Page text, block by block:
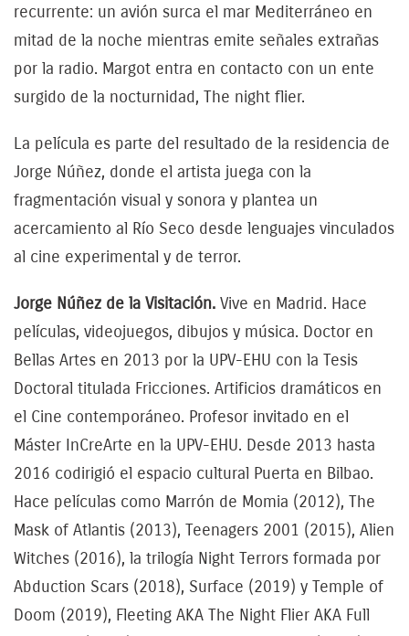
recurrente: un avión surca el mar Mediterráneo en
mitad de la noche mientras emite señales extrañas
por la radio. Margot entra en contacto con un ente
surgido de la nocturnidad, The night flier.
La película es parte del resultado de la residencia de
Jorge Núñez, donde el artista juega con la
fragmentación visual y sonora y plantea un
acercamiento al Río Seco desde lenguajes vinculados
al cine experimental y de terror.
Jorge Núñez de la Visitación. Vive en Madrid. Hace
películas, videojuegos, dibujos y música. Doctor en
Bellas Artes en 2013 por la UPV-EHU con la Tesis
Doctoral titulada Fricciones. Artificios dramáticos en
el Cine contemporáneo. Profesor invitado en el
Máster InCreArte en la UPV-EHU. Desde 2013 hasta
2016 codirigió el espacio cultural Puerta en Bilbao.
Hace películas como Marrón de Momia (2012), The
Mask of Atlantis (2013), Teenagers 2001 (2015), Alien
Witches (2016), la trilogía Night Terrors formada por
Abduction Scars (2018), Surface (2019) y Temple of
Doom (2019), Fleeting AKA The Night Flier AKA Full